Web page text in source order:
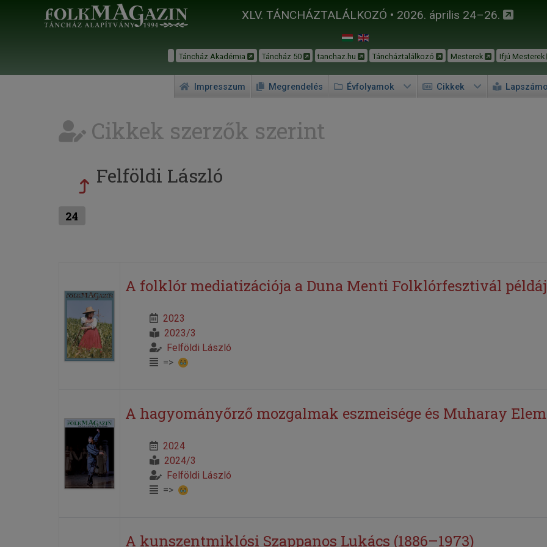
XLV. TÁNCHÁZTALÁLKOZÓ • 2026. április 24–26.
Táncház Akadémia Táncház 50 tanchaz.hu Táncháztalálkozó Mesterek Ifjú Mesterek
Impresszum Megrendelés Évfolyamok Cikkek
Cikkek szerzők szerint
Felföldi László
24
A folklór mediatizációja a Duna Menti Folklórfesztivál
2023
2023/3
Felföldi László
=>
A hagyományőrző mozgalmak eszmeisége és Muharay
2024
2024/3
Felföldi László
=>
A kunszentmiklósi Szappanos Lukács (1886–1973)